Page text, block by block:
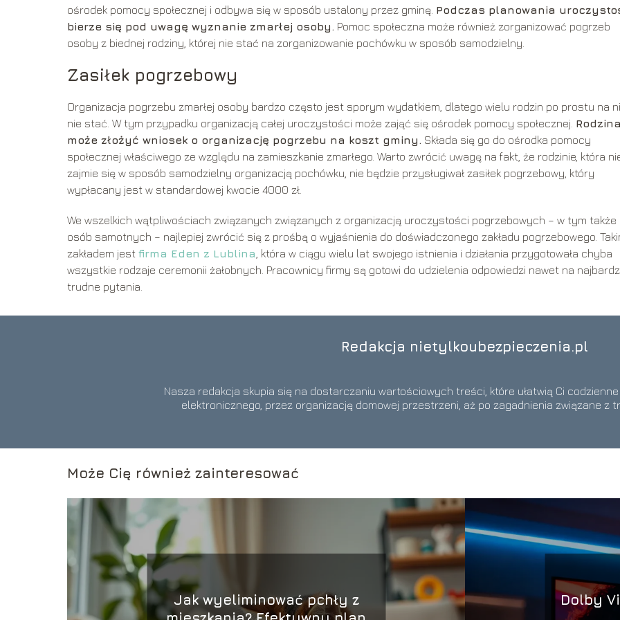
ośrodek pomocy społecznej i odbywa się w sposób ustalony przez gminę. Podczas planowania
bierze się pod uwagę wyznanie zmarłej osoby. Pomoc społeczna może również zorganizować pogrzeb
osoby z biednej rodziny, której nie stać na zorganizowanie pochówku w sposób samodzielny.
Zasiłek pogrzebowy
Organizacja pogrzebu zmarłej osoby bardzo często jest sporym wydatkiem, dlatego wielu rodzin po prostu na
nie stać. W tym przypadku organizacją całej uroczystości może zająć się ośrodek pomocy społecznej. Rodzina
może złożyć wniosek o organizację pogrzebu na koszt gminy. Składa się go do ośrodka pomocy
społecznej właściwego ze względu na zamieszkanie zmarłego. Warto zwrócić uwagę na fakt, że rodzinie, która
zajmie się w sposób samodzielny organizacją pochówku, nie będzie przysługiwał zasiłek pogrzebowy, który
wypłacany jest w standardowej kwocie 4000 zł.
We wszelkich wątpliwościach związanych związanych z organizacją uroczystości pogrzebowych – w tym także
osób samotnych – najlepiej zwrócić się z prośbą o wyjaśnienia do doświadczonego zakładu pogrzebowego.
zakładem jest firma Eden z Lublina , która w ciągu wielu lat swojego istnienia i działania przygotowała chyba
wszystkie rodzaje ceremonii żałobnych. Pracownicy firmy są gotowi do udzielenia odpowiedzi nawet na
trudne pytania.
Redakcja nietylkoubezpieczenia.pl
Nasza redakcja skupia się na dostarczaniu wartościowych treści, które ułatwią Ci
elektronicznego, przez organizację domowej przestrzeni, aż po zagadnienia związane z
Może Cię również zainteresować
Jak wyeliminować pchły z
Dolby